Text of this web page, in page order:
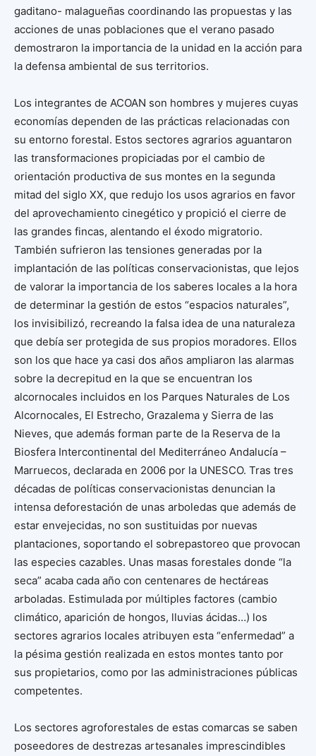
gaditano- malagueñas coordinando las propuestas y las
acciones de unas poblaciones que el verano pasado
demostraron la importancia de la unidad en la acción para
la defensa ambiental de sus territorios.
Los integrantes de ACOAN son hombres y mujeres cuyas
economías dependen de las prácticas relacionadas con
su entorno forestal. Estos sectores agrarios aguantaron
las transformaciones propiciadas por el cambio de
orientación productiva de sus montes en la segunda
mitad del siglo XX, que redujo los usos agrarios en favor
del aprovechamiento cinegético y propició el cierre de
las grandes fincas, alentando el éxodo migratorio.
También sufrieron las tensiones generadas por la
implantación de las políticas conservacionistas, que lejos
de valorar la importancia de los saberes locales a la hora
de determinar la gestión de estos “espacios naturales”,
los invisibilizó, recreando la falsa idea de una naturaleza
que debía ser protegida de sus propios moradores. Ellos
son los que hace ya casi dos años ampliaron las alarmas
sobre la decrepitud en la que se encuentran los
alcornocales incluidos en los Parques Naturales de Los
Alcornocales, El Estrecho, Grazalema y Sierra de las
Nieves, que además forman parte de la Reserva de la
Biosfera Intercontinental del Mediterráneo Andalucía –
Marruecos, declarada en 2006 por la UNESCO. Tras tres
décadas de políticas conservacionistas denuncian la
intensa deforestación de unas arboledas que además de
estar envejecidas, no son sustituidas por nuevas
plantaciones, soportando el sobrepastoreo que provocan
las especies cazables. Unas masas forestales donde “la
seca” acaba cada año con centenares de hectáreas
arboladas. Estimulada por múltiples factores (cambio
climático, aparición de hongos, lluvias ácidas…) los
sectores agrarios locales atribuyen esta “enfermedad” a
la pésima gestión realizada en estos montes tanto por
sus propietarios, como por las administraciones públicas
competentes.
Los sectores agroforestales de estas comarcas se saben
poseedores de destrezas artesanales imprescindibles